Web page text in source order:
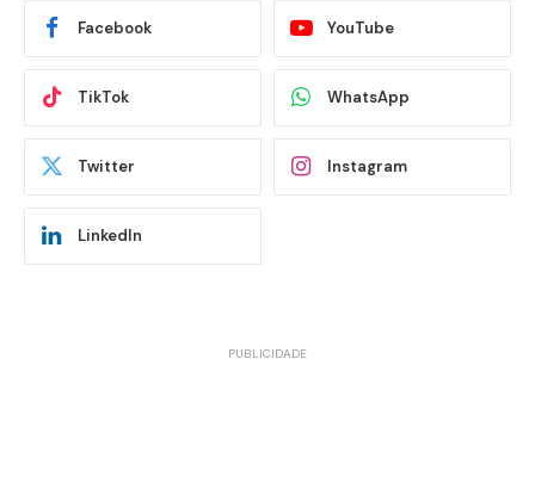
Facebook YouTube
TikTok WhatsApp
Twitter Instagram
LinkedIn